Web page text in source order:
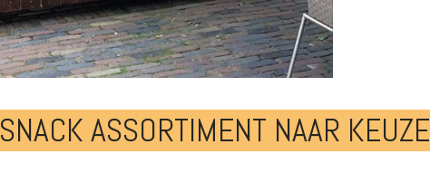
ASSORTIMENT NAAR KEUZE